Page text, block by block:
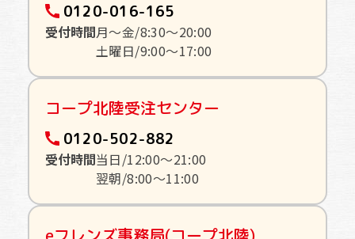
0120-016-165
受付時間月〜金/8:30〜20:00
土曜日/9:00〜17:00
コープ北陸受注センター
0120-502-882
受付時間当日/12:00〜21:00
翌朝/8:00〜11:00